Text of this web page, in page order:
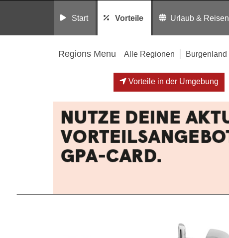
Start Vorteile Urlaub & Reisen
Regions Menu Alle Regionen Burgenland
Vorteile in der Umgebung